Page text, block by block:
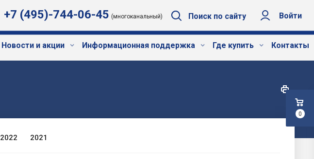
+7 (495)-744-06-45 (многоканальный) Войти
Поиск по сайту
Новости и акции Информационная поддержка Где купить Контакты
2022 2021
0